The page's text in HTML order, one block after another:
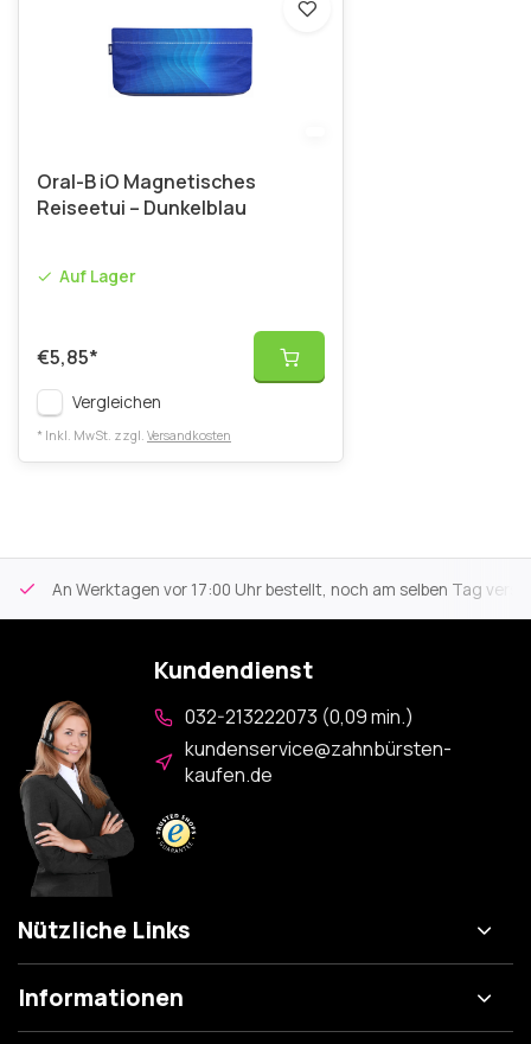
Oral-B iO Magnetisches
Reiseetui – Dunkelblau
Auf Lager
€5,85*
Vergleichen
* Inkl. MwSt. zzgl. Versandkosten
An Werktagen vor 17:00 Uhr bestellt, noch am selben Tag
Kundendienst
032-213222073 (0,09 min.)
kundenservice@zahnbürsten-
kaufen.de
Nützliche Links
Informationen